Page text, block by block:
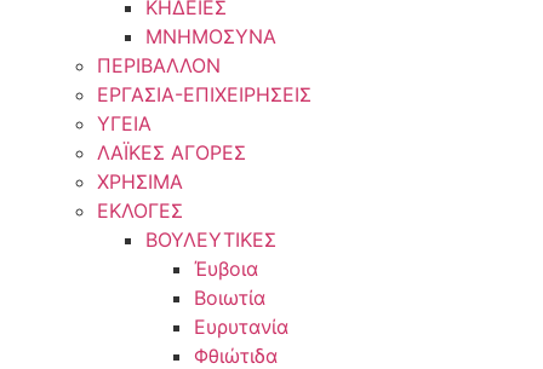
ΚΗΔΕΙΕΣ
ΜΝΗΜΟΣΥΝΑ
ΠΕΡΙΒΑΛΛΟΝ
ΕΡΓΑΣΙΑ-ΕΠΙΧΕΙΡΗΣΕΙΣ
ΥΓΕΙΑ
ΛΑΪΚΕΣ ΑΓΟΡΕΣ
ΧΡΗΣΙΜΑ
ΕΚΛΟΓΕΣ
ΒΟΥΛΕΥΤΙΚΕΣ
Έυβοια
Βοιωτία
Ευρυτανία
Φθιώτιδα